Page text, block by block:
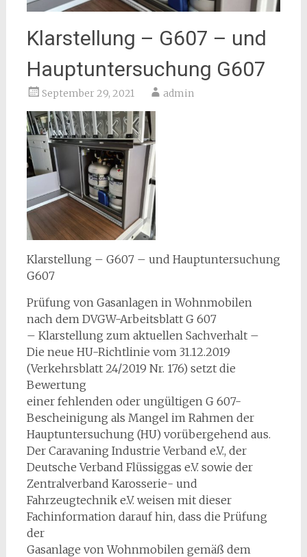
Klarstellung – G607 – und
Hauptuntersuchung G607
September 29, 2021 admin
Klarstellung – G607 – und Hauptuntersuchung
G607
Prüfung von Gasanlagen in Wohnmobilen
nach dem DVGW-Arbeitsblatt G 607
– Klarstellung zum aktuellen Sachverhalt –
Die neue HU-Richtlinie vom 31.12.2019
(Verkehrsblatt 24/2019 Nr. 176) setzt die
Bewertung
einer fehlenden oder ungültigen G 607-
Bescheinigung als Mangel im Rahmen der
Hauptuntersuchung (HU) vorübergehend aus.
Der Caravaning Industrie Verband e.V., der
Deutsche Verband Flüssiggas e.V. sowie der
Zentralverband Karosserie- und
Fahrzeugtechnik e.V. weisen mit dieser
Fachinformation darauf hin, dass die Prüfung
der
Gasanlage von Wohnmobilen gemäß dem